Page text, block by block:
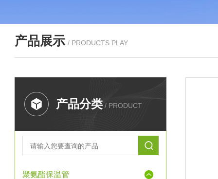
产品展示 / PRODUCTS PLAY
产品分类 / PRODUCT
聚氨酯保温管